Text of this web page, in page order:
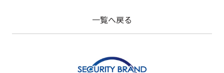
一覧へ戻る